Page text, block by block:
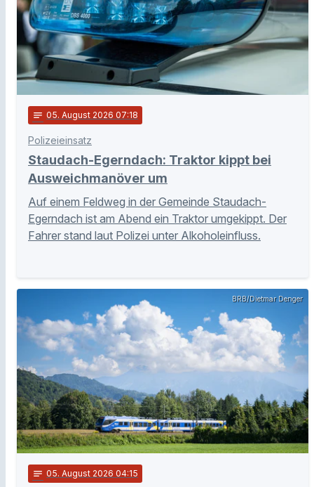
notes 05. August 2026 07:18
Polizeieinsatz
Staudach-Egerndach: Traktor kippt bei
Ausweichmanöver um
Auf einem Feldweg in der Gemeinde Staudach-
Egerndach ist am Abend ein Traktor umgekippt. Der
Fahrer stand laut Polizei unter Alkoholeinfluss.
BRB/Dietmar Denger
notes 05. August 2026 04:15